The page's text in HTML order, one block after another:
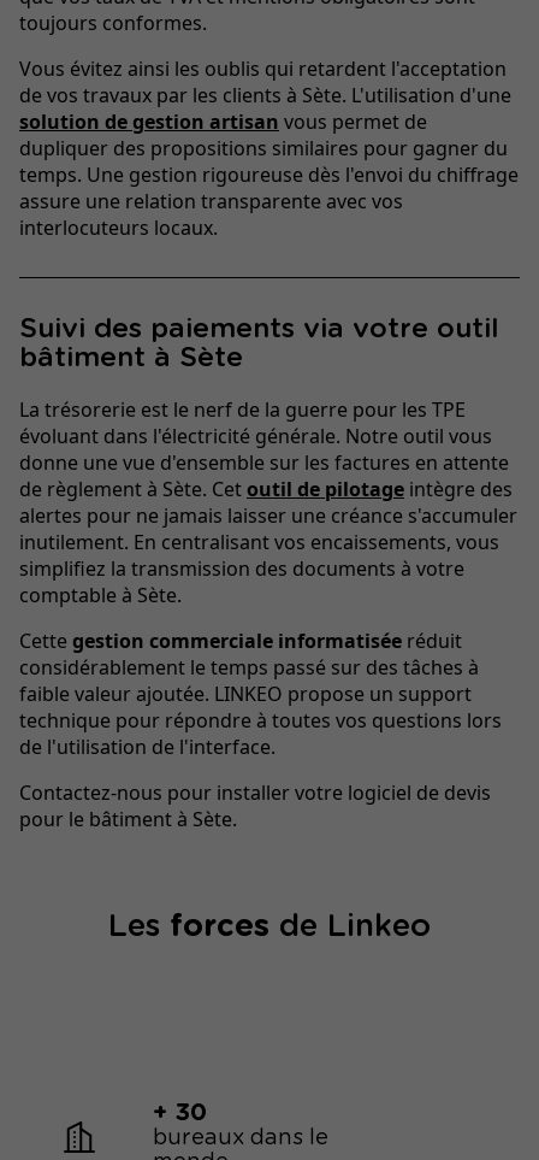
toujours conformes.
Vous évitez ainsi les oublis qui retardent l'acceptation
de vos travaux par les clients à Sète. L'utilisation d'une
solution de gestion artisan vous permet de
dupliquer des propositions similaires pour gagner du
temps. Une gestion rigoureuse dès l'envoi du chiffrage
assure une relation transparente avec vos
interlocuteurs locaux.
Suivi des paiements via votre outil
bâtiment à Sète
La trésorerie est le nerf de la guerre pour les TPE
évoluant dans l'électricité générale. Notre outil vous
donne une vue d'ensemble sur les factures en attente
de règlement à Sète. Cetoutil de pilotage intègre des
alertes pour ne jamais laisser une créance s'accumuler
inutilement. En centralisant vos encaissements, vous
simplifiez la transmission des documents à votre
comptable à Sète.
Cette gestion commerciale informatisée réduit
considérablement le temps passé sur des tâches à
faible valeur ajoutée. LINKEO propose un support
technique pour répondre à toutes vos questions lors
de l'utilisation de l'interface.
Contactez-nous pour installer votre logiciel de devis
pour le bâtiment à Sète.
Les forces de Linkeo
+ 30
bureaux dans le